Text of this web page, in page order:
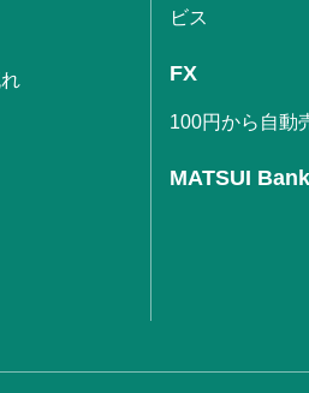
ビス
FX
100円から自動
MATSUI